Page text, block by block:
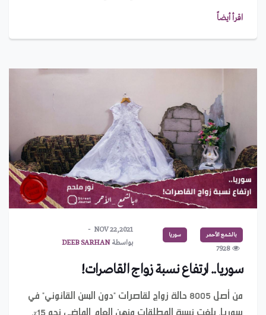
اقرأ أيضاً
بالشمع الأحمر سوريا
7928
NOV 22,2021
بواسطةDEEB SARHAN
سوريا.. ارتفاع نسبة زواج القاصرات!
من أصل 8005 حالة زواج لقاصرات "دون السن القانوني" في
سوريا، بلغت نسبة المطلقات منهن العام الماضي نحو 15%،